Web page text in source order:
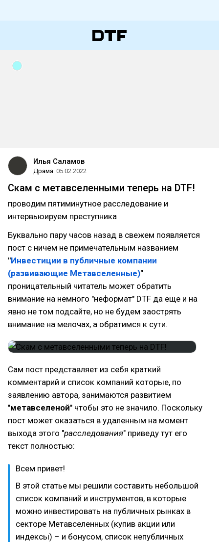
Илья Саламов
Драма 05.02.2022
Скам с метавселенными теперь на DTF!
проводим пятиминутное расследование и
интервьюируем преступника
Буквально пару часов назад в свежем появляется
пост с ничем не примечательным названием
"Инвестиции в публичные компании
(развивающие Метавселенные)"
проницательный читатель может обратить
внимание на немного "неформат" DTF да еще и на
явно не том подсайте, но не будем заострять
внимание на мелочах, а обратимся к сути.
Сам пост представляет из себя краткий
комментарий и список компаний которые, по
заявлению автора, занимаются развитием
"метавселеной" чтобы это не значило. Поскольку
пост может оказаться в удаленным на момент
выхода этого "расследования" приведу тут его
текст полностью:
Всем привет!
В этой статье мы решили составить небольшой
список компаний и инструментов, в которые
можно инвестировать на публичных рынках в
секторе Метавселенных (купив акции или
индексы) – и бонусом, список непубличных